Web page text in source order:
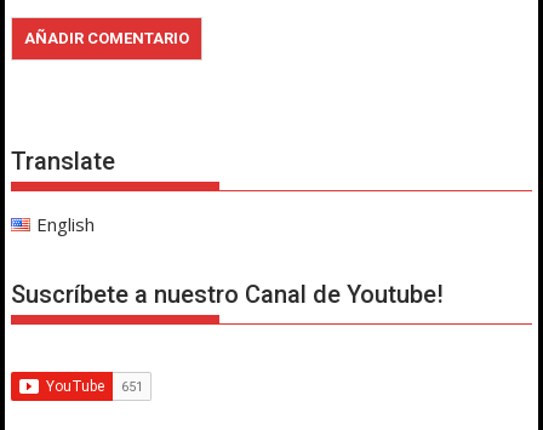
Translate
English
Suscríbete a nuestro Canal de Youtube!